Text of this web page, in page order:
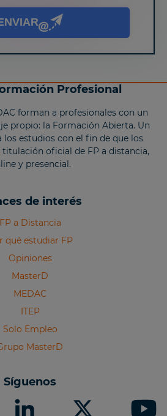
Profesional
forman a profesionales con un
propio: la Formación Abierta. Un
estudios con el fin de que los
oficial de FP a distancia,
y presencial.
de interés
FP a Distancia
qué estudiar FP
Opiniones
MasterD
MEDAC
ITEP
Solo Empleo
MasterD
Síguenos